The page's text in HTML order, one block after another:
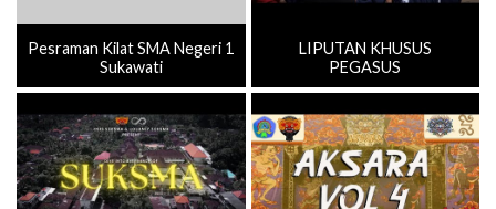
Pesraman Kilat SMA Negeri 1
Sukawati
LIPUTAN KHUSUS
PEGASUS